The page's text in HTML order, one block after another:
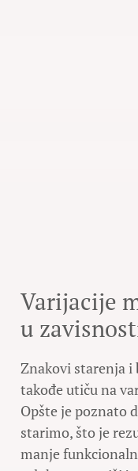
Varijacije
u
Znakovi starenja i
takođe utiču na
Opšte je poznato
starimo, što je
manje